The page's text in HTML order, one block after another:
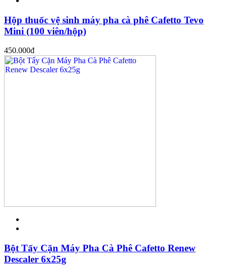
Hộp thuốc vệ sinh máy pha cà phê Cafetto Tevo
Mini (100 viên/hộp)
450.000đ
Bột Tẩy Cặn Máy Pha Cà Phê Cafetto Renew
Descaler 6x25g